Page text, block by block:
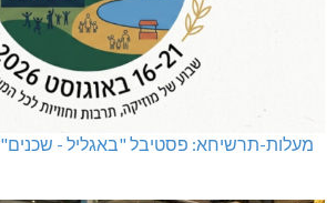
מעלות-תרשיחא: פסטיבל "באגליל - שכנים"